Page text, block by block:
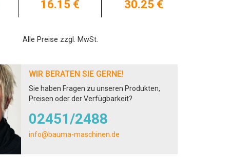
16.15 € 30.25 €
Alle Preise zzgl. MwSt.
WIR BERATEN SIE GERNE!
Sie haben Fragen zu unseren Produkten,
Preisen oder der Verfügbarkeit?
02451/2488
info@bauma-maschinen.de